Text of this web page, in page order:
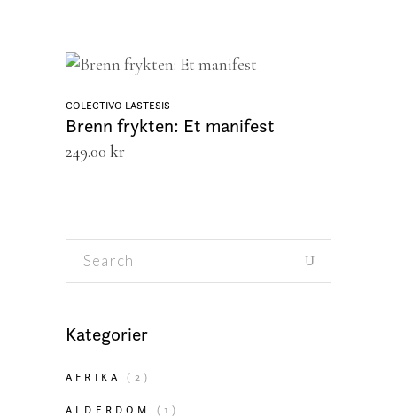
LEGG I HANDLEKURV
COLECTIVO LASTESIS
Brenn frykten: Et manifest
249.00 kr
Search
Kategorier
AFRIKA (2)
ALDERDOM (1)